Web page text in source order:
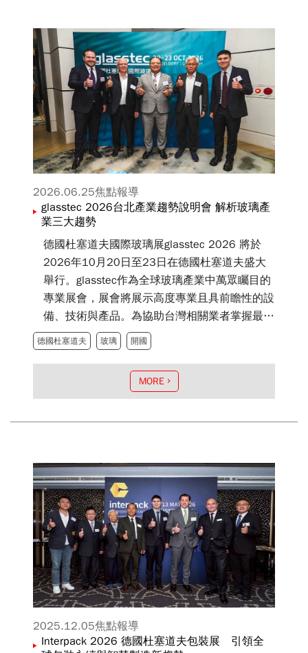
2026.06.25焦點報導
glasstec 2026台北產業趨勢說明會 解析玻璃產
業三大趨勢
德國杜塞道夫國際玻璃展glasstec 2026 將於
2026年10月20日至23日在德國杜塞道夫盛大
舉行。glasstec作為全球玻璃產業中萬眾矚目的
專業展會，展會將展示高度專業且具前瞻性的設
備、技術與產品。為協助台灣相關業者掌握最新
動態與產業趨勢，該展在台代表開國有限公司特
別於2026年6月24日假台北文華東方酒店舉辦
「glasstec 2026台北產業趨勢說明會」，吸引
玻璃製造、加工、設備、建築與相關應用領域業
德國杜塞道夫 玻璃 開國
MORE
2025.12.05焦點報導
Interpack 2026 德國杜塞道夫包裝展 引領全